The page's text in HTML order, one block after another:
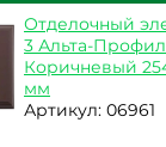
Отделочный
3 Альта-
Коричневый
мм
Артикул: 06961